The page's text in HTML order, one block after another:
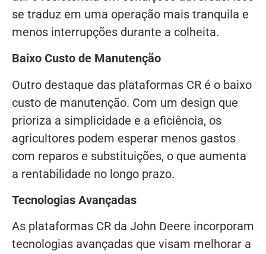
se traduz em uma operação mais tranquila e
menos interrupções durante a colheita.
Baixo Custo de Manutenção
Outro destaque das plataformas CR é o baixo
custo de manutenção. Com um design que
prioriza a simplicidade e a eficiência, os
agricultores podem esperar menos gastos
com reparos e substituições, o que aumenta
a rentabilidade no longo prazo.
Tecnologias Avançadas
As plataformas CR da John Deere incorporam
tecnologias avançadas que visam melhorar a